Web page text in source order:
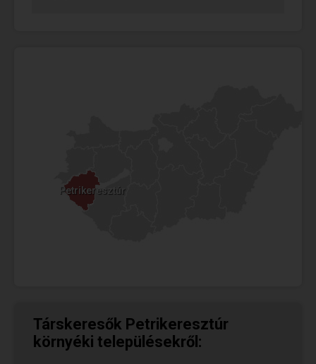
Petrikeresztúr
Petrikeresztúr
Társkeresők Petrikeresztúr
környéki településekről: